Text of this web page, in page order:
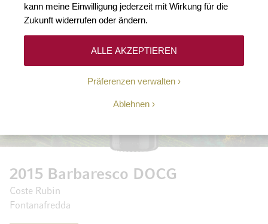
kann meine Einwilligung jederzeit mit Wirkung für die
Zukunft widerrufen oder ändern.
Präferenzen verwalten
Ablehnen
ALLE AKZEPTIEREN
2015 Barbaresco DOCG
Coste Rubin
Fontanafredda